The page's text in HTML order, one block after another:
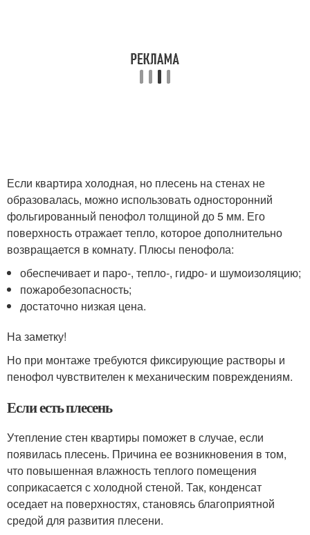
Если квартира холодная, но плесень на стенах не
образовалась, можно использовать односторонний
фольгированный пенофол толщиной до 5 мм. Его
поверхность отражает тепло, которое дополнительно
возвращается в комнату. Плюсы пенофола:
обеспечивает и паро-, тепло-, гидро- и шумоизоляцию;
пожаробезопасность;
достаточно низкая цена.
На заметку!
Но при монтаже требуются фиксирующие растворы и
пенофол чувствителен к механическим повреждениям.
Если есть плесень
Утепление стен квартиры поможет в случае, если
появилась плесень. Причина ее возникновения в том,
что повышенная влажность теплого помещения
соприкасается с холодной стеной. Так, конденсат
оседает на поверхностях, становясь благоприятной
средой для развития плесени.